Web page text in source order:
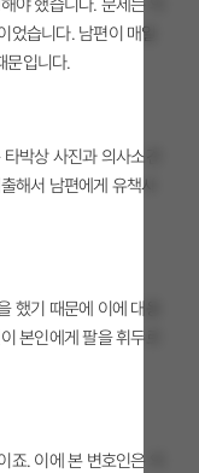
야 했습니다. 문제는 의
습니다. 남편이 매일
문입니다.
박상 사진과 의사소견
해서 남편에게 유책사
했기 때문에 이에 대응
본인에게 팔을 휘두르
. 이에 본 변호인은 의